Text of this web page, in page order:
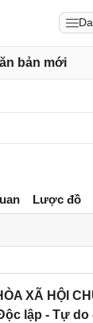
bản mới
Lược đồ
XÃ HỘI
lập - Tự do